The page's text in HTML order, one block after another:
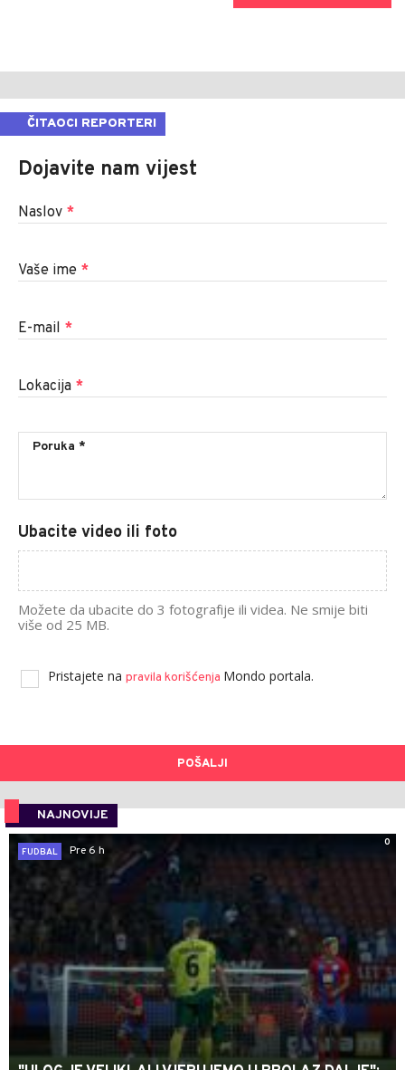
ČITAOCI REPORTERI
Dojavite nam vijest
Naslov *
Vaše ime *
E-mail *
Lokacija *
Ubacite video ili foto
Možete da ubacite do 3 fotografije ili videa. Ne smije biti
više od 25 MB.
Pristajete na pravila korišćenja Mondo portala.
POŠALJI
NAJNOVIJE
0
FUDBAL
Pre 6 h